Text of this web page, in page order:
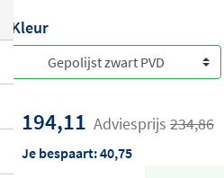
Kleur
194,11 Adviesprijs 234,86
Je bespaart:40,75